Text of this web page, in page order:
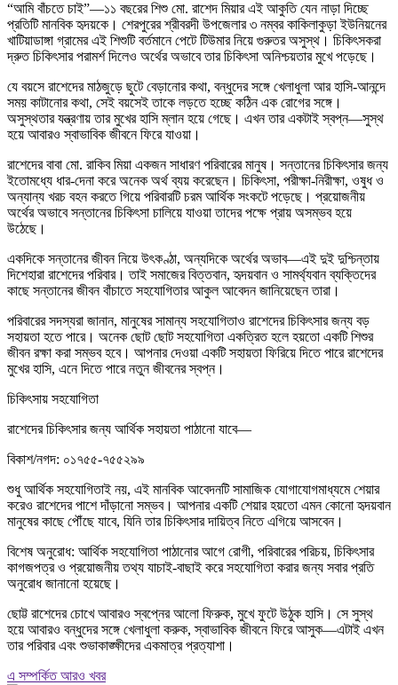
“আমি বাঁচতে চাই”—১১ বছরের শিশু মো. রাশেদ মিয়ার এই আকুতি যেন নাড়া দিচ্ছে
প্রতিটি মানবিক হৃদয়কে। শেরপুরের শ্রীবরদী উপজেলার ৩ নম্বর কাকিলাকুড়া ইউনিয়নের
খাটিয়াডাঙ্গা গ্রামের এই শিশুটি বর্তমানে পেটে টিউমার নিয়ে গুরুতর অসুস্থ। চিকিৎসকরা
দ্রুত চিকিৎসার পরামর্শ দিলেও অর্থের অভাবে তার চিকিৎসা অনিশ্চয়তার মুখে পড়েছে।
যে বয়সে রাশেদের মাঠজুড়ে ছুটে বেড়ানোর কথা, বন্ধুদের সঙ্গে খেলাধুলা আর হাসি-আনন্দে
সময় কাটানোর কথা, সেই বয়সেই তাকে লড়তে হচ্ছে কঠিন এক রোগের সঙ্গে।
অসুস্থতার যন্ত্রণায় তার মুখের হাসি ম্লান হয়ে গেছে। এখন তার একটাই স্বপ্ন—সুস্থ
হয়ে আবারও স্বাভাবিক জীবনে ফিরে যাওয়া।
রাশেদের বাবা মো. রাকিব মিয়া একজন সাধারণ পরিবারের মানুষ। সন্তানের চিকিৎসার জন্য
ইতোমধ্যে ধার-দেনা করে অনেক অর্থ ব্যয় করেছেন। চিকিৎসা, পরীক্ষা-নিরীক্ষা, ওষুধ ও
অন্যান্য খরচ বহন করতে গিয়ে পরিবারটি চরম আর্থিক সংকটে পড়েছে। প্রয়োজনীয়
অর্থের অভাবে সন্তানের চিকিৎসা চালিয়ে যাওয়া তাদের পক্ষে প্রায় অসম্ভব হয়ে
উঠেছে।
একদিকে সন্তানের জীবন নিয়ে উৎকণ্ঠা, অন্যদিকে অর্থের অভাব—এই দুই দুশ্চিন্তায়
দিশেহারা রাশেদের পরিবার। তাই সমাজের বিত্তবান, হৃদয়বান ও সামর্থ্যবান ব্যক্তিদের
কাছে সন্তানের জীবন বাঁচাতে সহযোগিতার আকুল আবেদন জানিয়েছেন তারা।
পরিবারের সদস্যরা জানান, মানুষের সামান্য সহযোগিতাও রাশেদের চিকিৎসার জন্য বড়
সহায়তা হতে পারে। অনেক ছোট ছোট সহযোগিতা একত্রিত হলে হয়তো একটি শিশুর
জীবন রক্ষা করা সম্ভব হবে। আপনার দেওয়া একটি সহায়তা ফিরিয়ে দিতে পারে রাশেদের
মুখের হাসি, এনে দিতে পারে নতুন জীবনের স্বপ্ন।
চিকিৎসায় সহযোগিতা
রাশেদের চিকিৎসার জন্য আর্থিক সহায়তা পাঠানো যাবে—
বিকাশ/নগদ: ০১৭৫৫-৭৫৫২৯৯
শুধু আর্থিক সহযোগিতাই নয়, এই মানবিক আবেদনটি সামাজিক যোগাযোগমাধ্যমে শেয়ার
করেও রাশেদের পাশে দাঁড়ানো সম্ভব। আপনার একটি শেয়ার হয়তো এমন কোনো হৃদয়বান
মানুষের কাছে পৌঁছে যাবে, যিনি তার চিকিৎসার দায়িত্ব নিতে এগিয়ে আসবেন।
বিশেষ অনুরোধ: আর্থিক সহযোগিতা পাঠানোর আগে রোগী, পরিবারের পরিচয়, চিকিৎসার
কাগজপত্র ও প্রয়োজনীয় তথ্য যাচাই-বাছাই করে সহযোগিতা করার জন্য সবার প্রতি
অনুরোধ জানানো হয়েছে।
ছোট্ট রাশেদের চোখে আবারও স্বপ্নের আলো ফিরুক, মুখে ফুটে উঠুক হাসি। সে সুস্থ
হয়ে আবারও বন্ধুদের সঙ্গে খেলাধুলা করুক, স্বাভাবিক জীবনে ফিরে আসুক—এটাই এখন
তার পরিবার এবং শুভাকাঙ্ক্ষীদের একমাত্র প্রত্যাশা।
এ সম্পর্কিত আরও খবর